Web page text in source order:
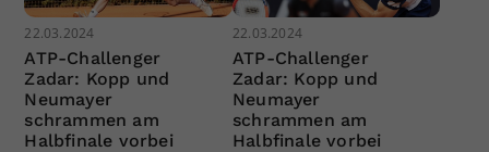
22.03.2024
ATP-Challenger
Zadar: Kopp und
Neumayer
schrammen am
Halbfinale vorbei
22.03.2024
ATP-Challenger
Zadar: Kopp und
Neumayer
schrammen am
Halbfinale vorbei